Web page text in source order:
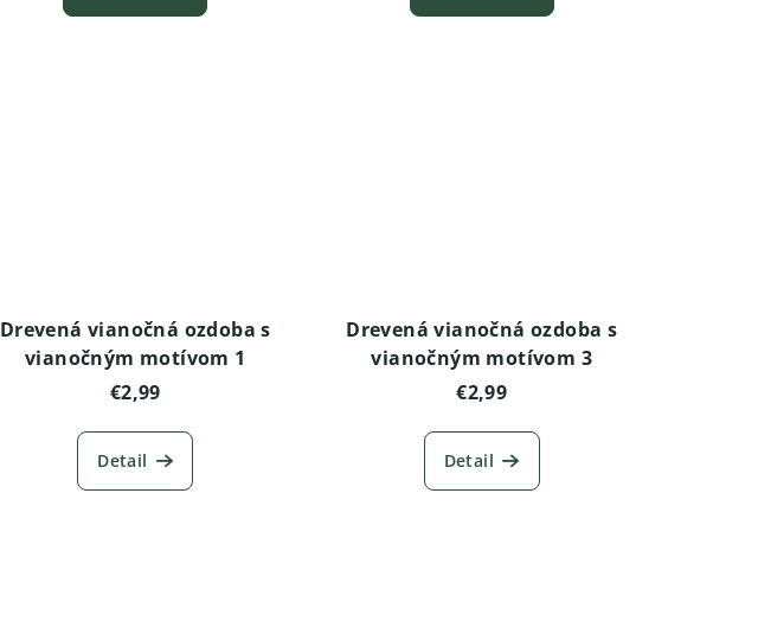
Drevená vianočná ozdoba s
vianočným motívom 1
€2,99
Detail
Drevená vianočná ozdoba s
vianočným motívom 3
€2,99
Detail